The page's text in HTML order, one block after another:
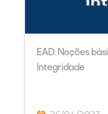
EAD: Noções
Integridade